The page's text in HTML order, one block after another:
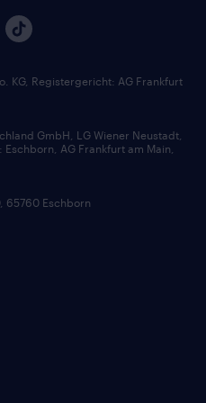
KG, Registergericht: AG Frankfurt
GmbH, LG Wiener Neustadt,
AG Frankfurt am Main,
65760 Eschborn